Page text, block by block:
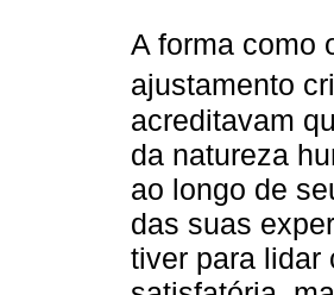
A forma como
ajustamento
acreditavam
da natureza
ao longo de
das suas
tiver para lidar